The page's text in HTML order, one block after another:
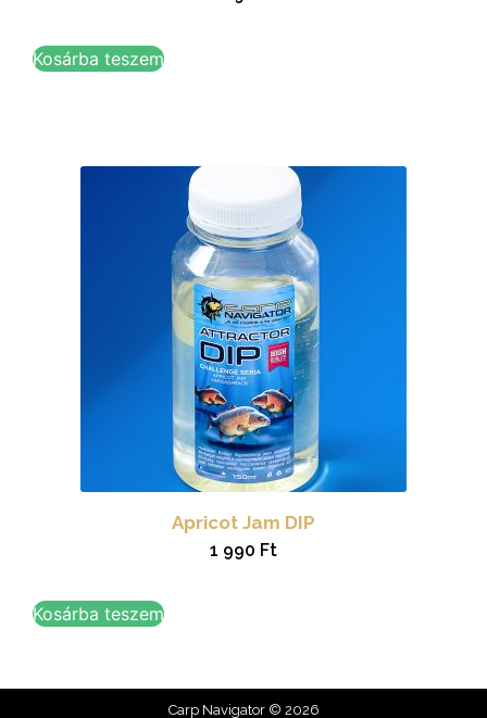
Kosárba teszem
Apricot Jam DIP
1 990 Ft
Kosárba teszem
Carp Navigator © 2026